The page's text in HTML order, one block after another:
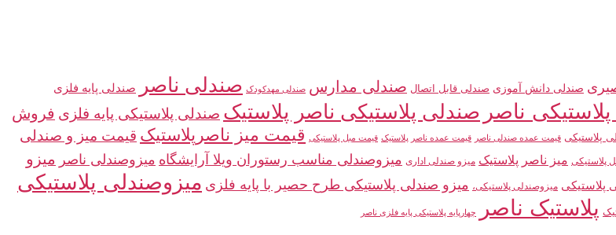
صندلی دانش آموزی صندلی قابل اتصال صندلی مدارس صندلی مهدکودک صندلی ناصر صندلی پایه فلزی
ناصر صندلی پلاستیکی ناصر پلاستیک صندلی پلاستیکی پایه فلزی فروش
پلاستیکی قیمت عمده صندلی ناصر قیمت عمده ناصر پلاستیک قیمت مبل پلاستیکی قیمت میز ناصرپلاستیک قیمت میز و صندلی
پلاستیکی میز ناصر پلاستیک میزو صندلی اداری میزوصندلی مناسب رستوران ویلا آرایشگاه میزوصندلی ناصر میزو
پلاستیکی میزوصندلی پلاستیکی، میزو صندلی پلاستیکی طرح حصیر با پایه فلزی میزوصندلی پلاستیکی
پلاستیک ناصر چهارپایه پلاستیکی پایه فلزی ناصر